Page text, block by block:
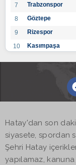
7
Trabzonspor
8
Göztepe
9
Rizespor
10
Kasımpaşa
14
Kayserispor
Hatayspor
Hatay'dan son
siyasete, spordan
Şehri Hatay
yapılamaz,